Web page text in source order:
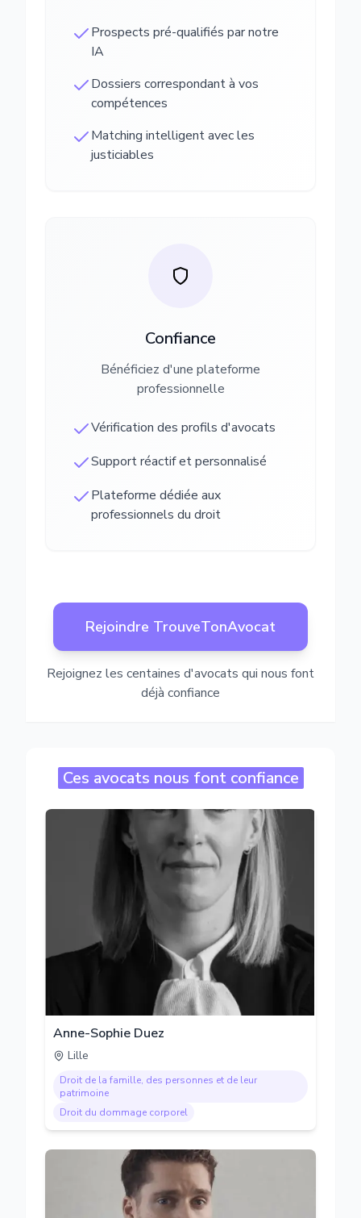
Prospects pré-qualifiés par notre
IA
Dossiers correspondant à vos
compétences
Matching intelligent avec les
justiciables
Confiance
Bénéficiez d'une plateforme
professionnelle
Vérification des profils d'avocats
Support réactif et personnalisé
Plateforme dédiée aux
professionnels du droit
Rejoindre TrouveTonAvocat
Rejoignez les centaines d'avocats qui nous font
déjà confiance
Ces avocats nous font confiance
Anne-Sophie Duez
Lille
Droit de la famille, des personnes et de leur
patrimoine
Droit du dommage corporel